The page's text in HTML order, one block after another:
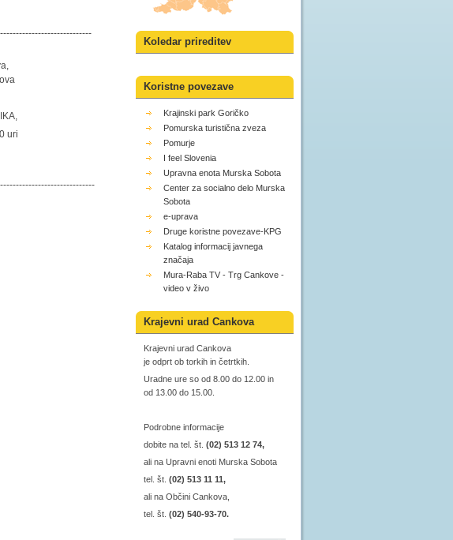
uri
Koledar prireditev
Koristne povezave
Krajinski park Goričko
Pomurska turistična zveza
Pomurje
I feel Slovenia
Upravna enota Murska Sobota
Center za socialno delo Murska
Sobota
e-uprava
Druge koristne povezave-KPG
Katalog informacij javnega
značaja
Mura-Raba TV - Trg Cankove -
video v živo
Krajevni urad Cankova
Krajevni urad Cankova
je odprt ob torkih in četrtkih.
Uradne ure so od 8.00 do 12.00 in
od 13.00 do 15.00.
Podrobne informacije
dobite na tel. št. (02) 513 12 74,
ali na Upravni enoti Murska Sobota
tel. št. (02) 513 11 11,
ali na Občini Cankova,
tel. št. (02) 540-93-70.